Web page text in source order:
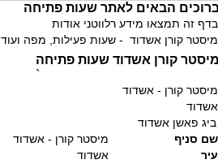
הבאים לאתר שעות פתיחה
בדף זה תמצאו מידע רלווטני אודות
מיסטר קורן אשדוד - שעות פעילות, מפה ועוד
קורן אשדוד שעות פתיחה
`
מיסטר קורן - אשדוד
אשדוד
ביג פאשן אשדוד
שם סניף
מיסטר קורן - אשדוד
עיר
אשדוד